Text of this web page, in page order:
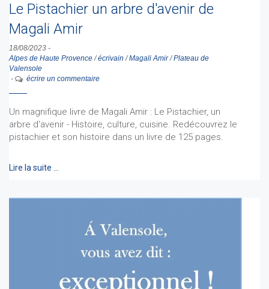
Le Pistachier un arbre d'avenir de
Magali Amir
18/08/2023 -
Alpes de Haute Provence/écrivain /Magali Amir/Plateau de
Valensole
-
écrire un commentaire
Un magnifique livre de Magali Amir : Le Pistachier, un
arbre d'avenir - Histoire, culture, cuisine. Redécouvrez le
pistachier et son histoire dans un livre de 125 pages.
Lire la suite …